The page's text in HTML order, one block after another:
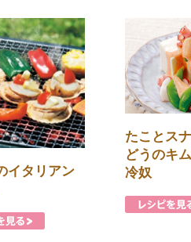
イタリアン
たことス
どうのキ
冷奴